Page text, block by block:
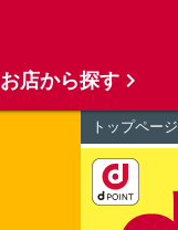
トップページ
お店から探す